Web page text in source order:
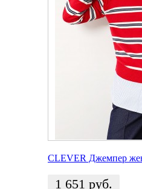
CLEVER Джемпер
1 651 руб.